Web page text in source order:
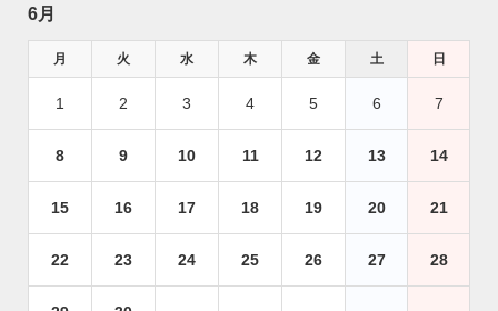
6月
月 火 水 木 金 土 日
1 2 3 4 5 6 7
8 9 10 11 12 13 14
15 16 17 18 19 20 21
22 23 24 25 26 27 28